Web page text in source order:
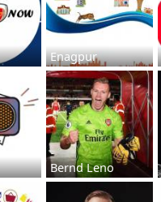
Enagpur
Bernd Leno